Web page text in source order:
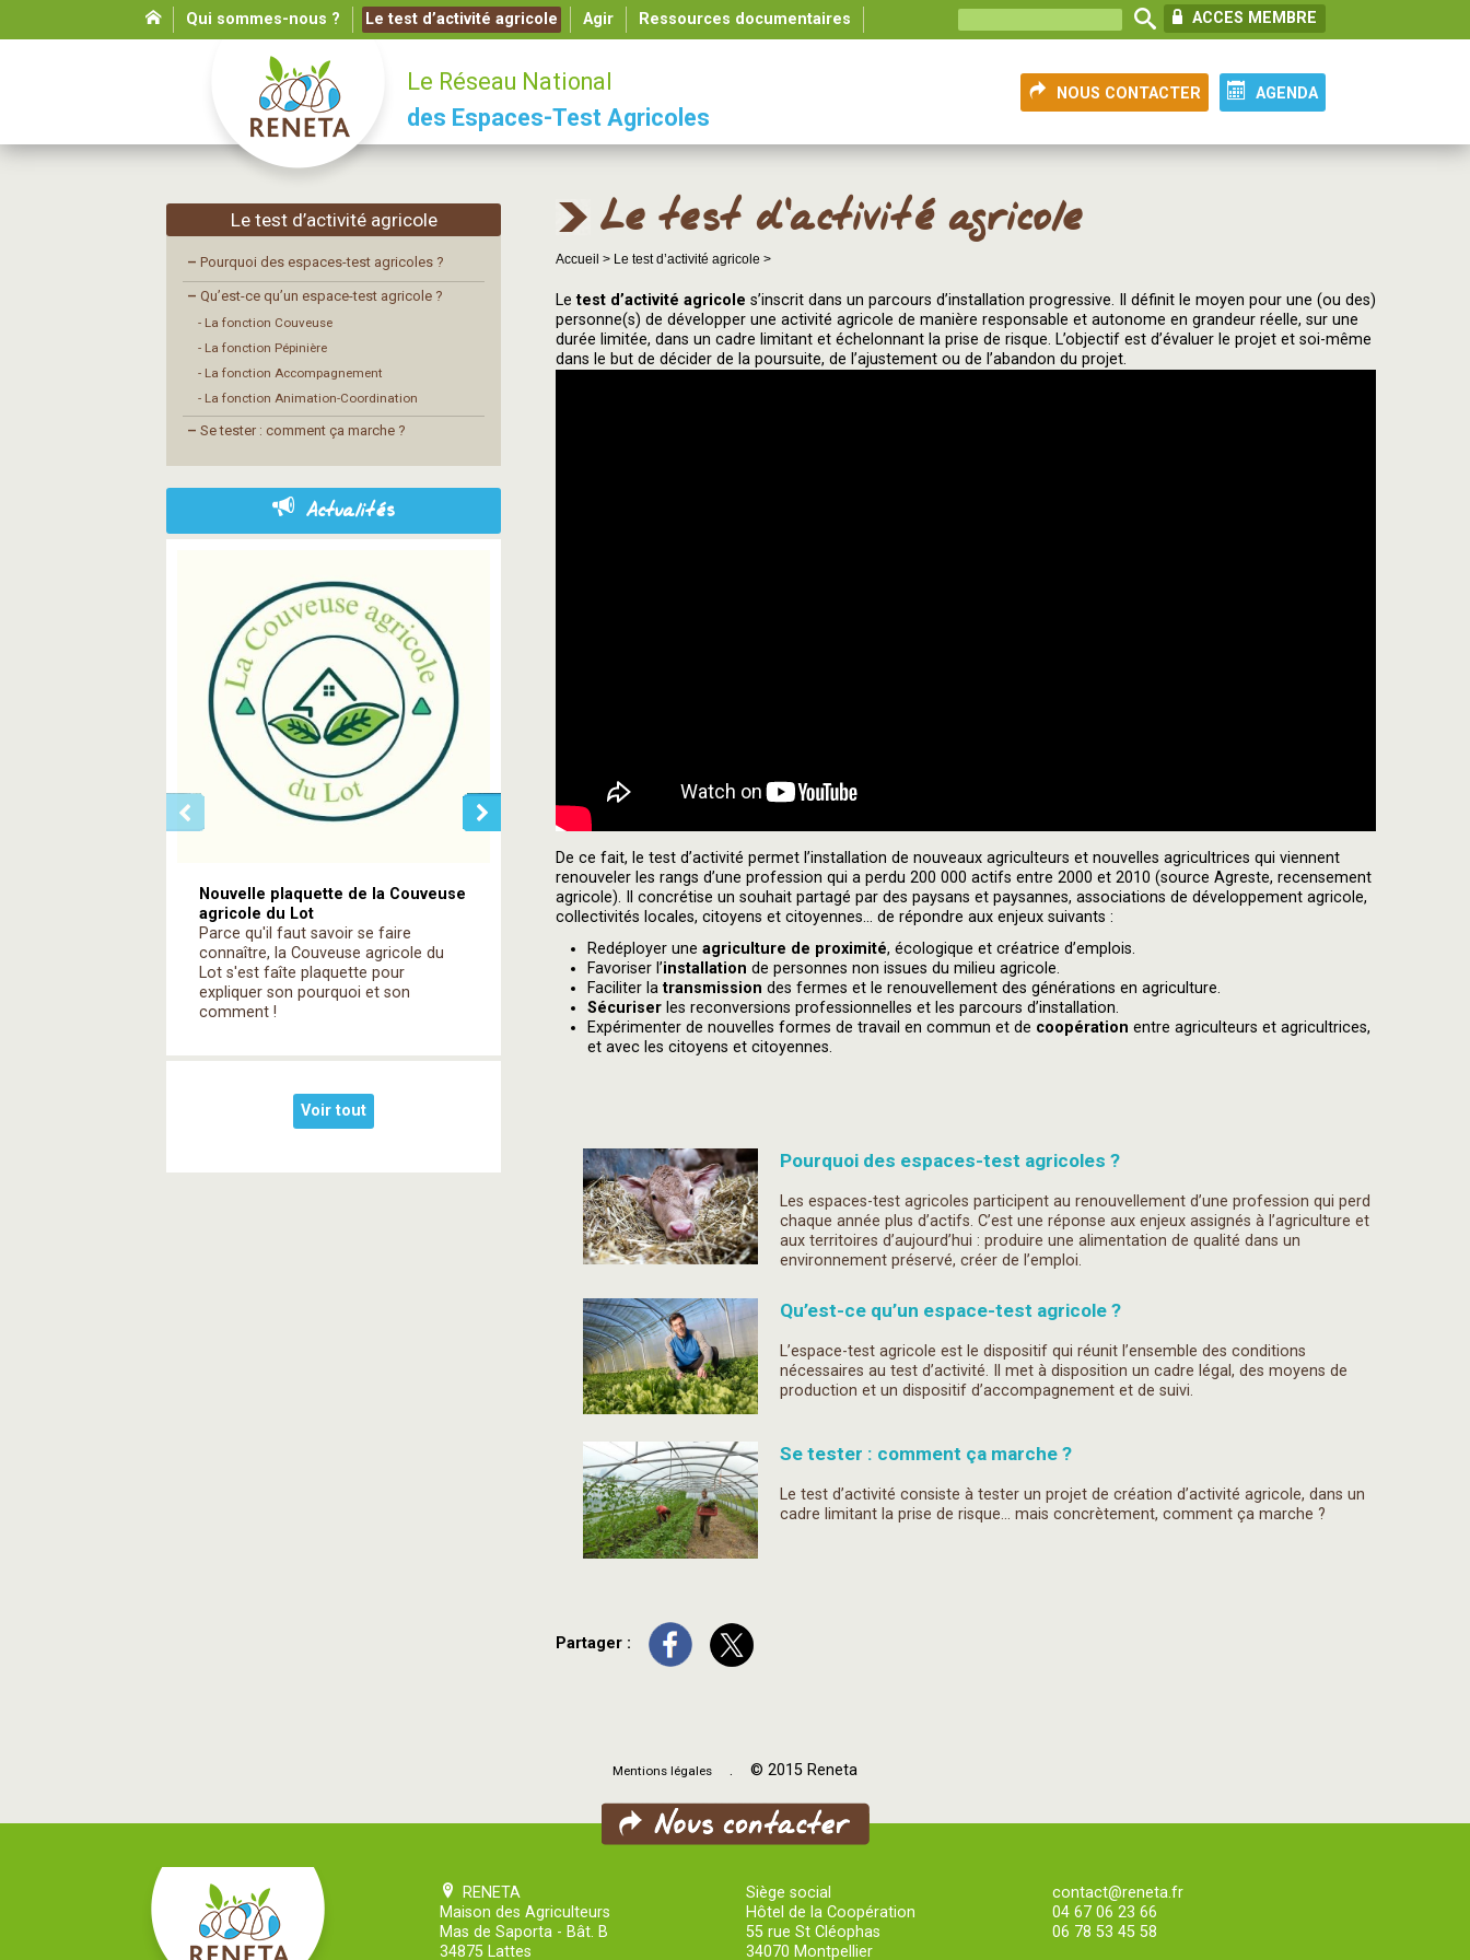
Qui sommes-nous ? Le test d’activité agricole Agir Ressources documentaires ACCES MEMBRE
AGENDA
NOUS CONTACTER
Le Réseau National
des Espaces-Test Agricoles
Le test d’activité agricole
Accueil > Le test d’activité agricole >
Letest d’activité agricole s’inscrit dans un parcours d’installation progressive. Il définit le moyen pour une (ou des)
personne(s) de développer une activité agricole de manière responsable et autonome en grandeur réelle, sur une
durée limitée, dans un cadre limitant et échelonnant la prise de risque. L’objectif est d’évaluer le projet et soi-même
dans le but de décider de la poursuite, de l’ajustement ou de l’abandon du projet.
De ce fait, le test d’activité permet l’installation de nouveaux agriculteurs et nouvelles agricultrices qui viennent
renouveler les rangs d’une profession qui a perdu 200 000 actifs entre 2000 et 2010 (source Agreste, recensement
agricole). Il concrétise un souhait partagé par des paysans et paysannes, associations de développement agricole,
collectivités locales, citoyens et citoyennes... de répondre aux enjeux suivants :
Redéployer une agriculture de proximité, écologique et créatrice d’emplois.
Favoriser l’installation de personnes non issues du milieu agricole.
Faciliter latransmission des fermes et le renouvellement des générations en agriculture.
Sécuriser les reconversions professionnelles et les parcours d’installation.
Expérimenter de nouvelles formes de travail en commun et de coopération entre agriculteurs et agricultrices,
et avec les citoyens et citoyennes.
Pourquoi des espaces-test agricoles ?
Les espaces-test agricoles participent au renouvellement d’une profession qui perd
chaque année plus d’actifs. C’est une réponse aux enjeux assignés à l’agriculture et
aux territoires d’aujourd’hui : produire une alimentation de qualité dans un
environnement préservé, créer de l’emploi.
Qu’est-ce qu’un espace-test agricole ?
L’espace-test agricole est le dispositif qui réunit l’ensemble des conditions
nécessaires au test d’activité. Il met à disposition un cadre légal, des moyens de
production et un dispositif d’accompagnement et de suivi.
Se tester : comment ça marche ?
Le test d’activité consiste à tester un projet de création d’activité agricole, dans un
cadre limitant la prise de risque... mais concrètement, comment ça marche ?
Partager :
Le test d’activité agricole
– Pourquoi des espaces-test agricoles ?
– Qu’est-ce qu’un espace-test agricole ?
- La fonction Couveuse
- La fonction Pépinière
- La fonction Accompagnement
- La fonction Animation-Coordination
– Se tester : comment ça marche ?
Actualités
Nouvelle plaquette de la Couveuse
agricole du Lot
Parce qu'il faut savoir se faire
connaître, la Couveuse agricole du
Lot s'est faîte plaquette pour
expliquer son pourquoi et son
comment !
Voir tout
Mentions légales . © 2015 Reneta
RENETA
Maison des Agriculteurs
Mas de Saporta - Bât. B
34875 Lattes
Siège social
Hôtel de la Coopération
55 rue St Cléophas
34070 Montpellier
contact@reneta.fr
04 67 06 23 66
06 78 53 45 58